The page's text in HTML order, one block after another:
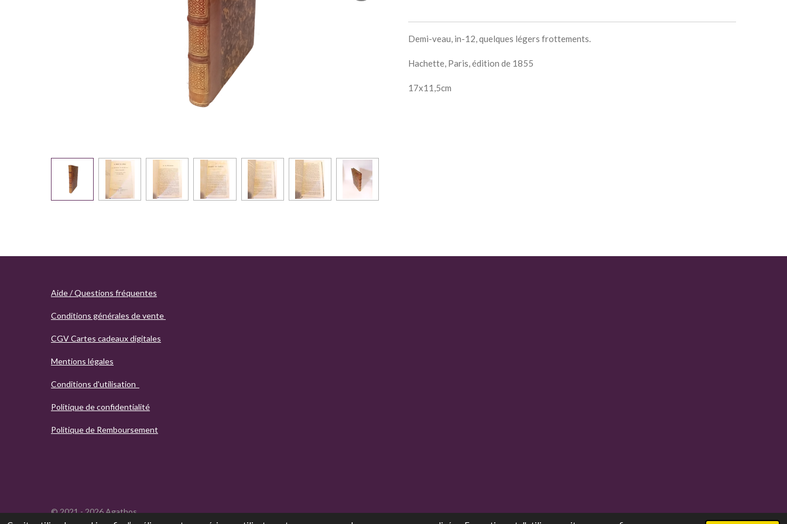
Demi-veau, in-12, quelques légers frottements.
Hachette, Paris, édition de 1855
17x11,5cm
Aide / Questions fréquentes
Conditions générales de vente
CGV Cartes cadeaux digitales
Mentions légales
Conditions d'utilisation
Politique de confidentialité
Politique de Remboursement
© 2021 - 2026 Agathos